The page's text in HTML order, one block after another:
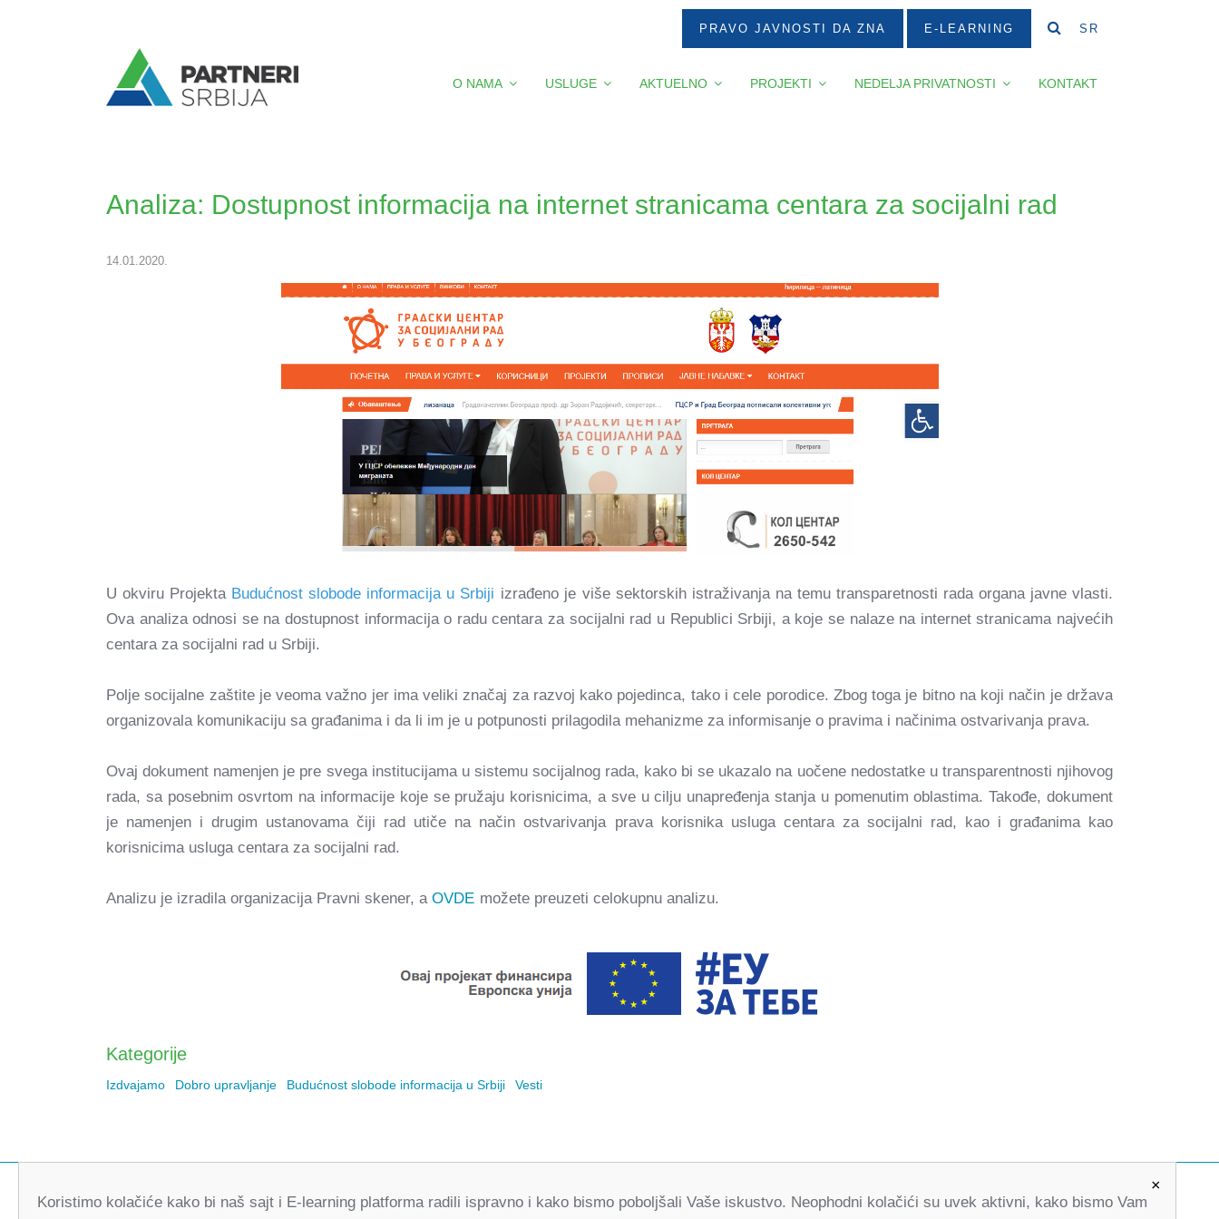
PRAVO JAVNOSTI DA ZNA E-LEARNING SR
O NAMA USLUGE AKTUELNO PROJEKTI NEDELJA PRIVATNOSTI KONTAKT
Analiza: Dostupnost informacija na internet stranicama centara za socijalni rad
14.01.2020.
U okviru Projekta Budućnost slobode informacija u Srbiji izrađeno je više sektorskih istraživanja na temu transparetnosti rada organa javne vlasti.
Ova analiza odnosi se na dostupnost informacija o radu centara za socijalni rad u Republici Srbiji, a koje se nalaze na internet stranicama najvećih
centara za socijalni rad u Srbiji.
Polje socijalne zaštite je veoma važno jer ima veliki značaj za razvoj kako pojedinca, tako i cele porodice. Zbog toga je bitno na koji način je država
organizovala komunikaciju sa građanima i da li im je u potpunosti prilagodila mehanizme za informisanje o pravima i načinima ostvarivanja prava.
Ovaj dokument namenjen je pre svega institucijama u sistemu socijalnog rada, kako bi se ukazalo na uočene nedostatke u transparentnosti njihovog
rada, sa posebnim osvrtom na informacije koje se pružaju korisnicima, a sve u cilju unapređenja stanja u pomenutim oblastima. Takođe, dokument
je namenjen i drugim ustanovama čiji rad utiče na način ostvarivanja prava korisnika usluga centara za socijalni rad, kao i građanima kao
korisnicima usluga centara za socijalni rad.
Analizu je izradila organizacija Pravni skener, a OVDE možete preuzeti celokupnu analizu.
Kategorije
Izdvajamo Dobro upravljanje Budućnost slobode informacija u Srbiji Vesti
Partneri office@partners-serbia.org
×
Koristimo kolačiće kako bi naš sajt i E-learning platforma radili ispravno i kako bismo poboljšali Vaše iskustvo. Neophodni kolačići su uvek aktivni, kako bismo Vam